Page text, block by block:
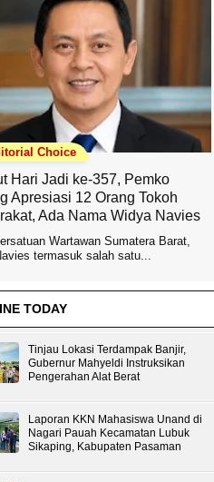
Choice
Hari Jadi ke-357, Pemko
Apresiasi 12 Orang Tokoh
Ada Nama Widya Navies
Wartawan Sumatera Barat,
termasuk salah satu...
TODAY
Tinjau Lokasi Terdampak Banjir,
Gubernur Mahyeldi Instruksikan
Pengerahan Alat Berat
Laporan KKN Mahasiswa Unand di
Nagari Pauah Kecamatan Lubuk
Sikaping, Kabupaten Pasaman